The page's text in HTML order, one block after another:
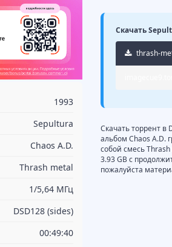
1993
Sepultura
Chaos A.D.
Thrash metal
1/5,64 МГц
DSD128 (sides)
00:49:40
Скачать
thrash-
Скачать торрент в
альбом Chaos A.D.
собой смесь
3.93 GB с
пожалуйста